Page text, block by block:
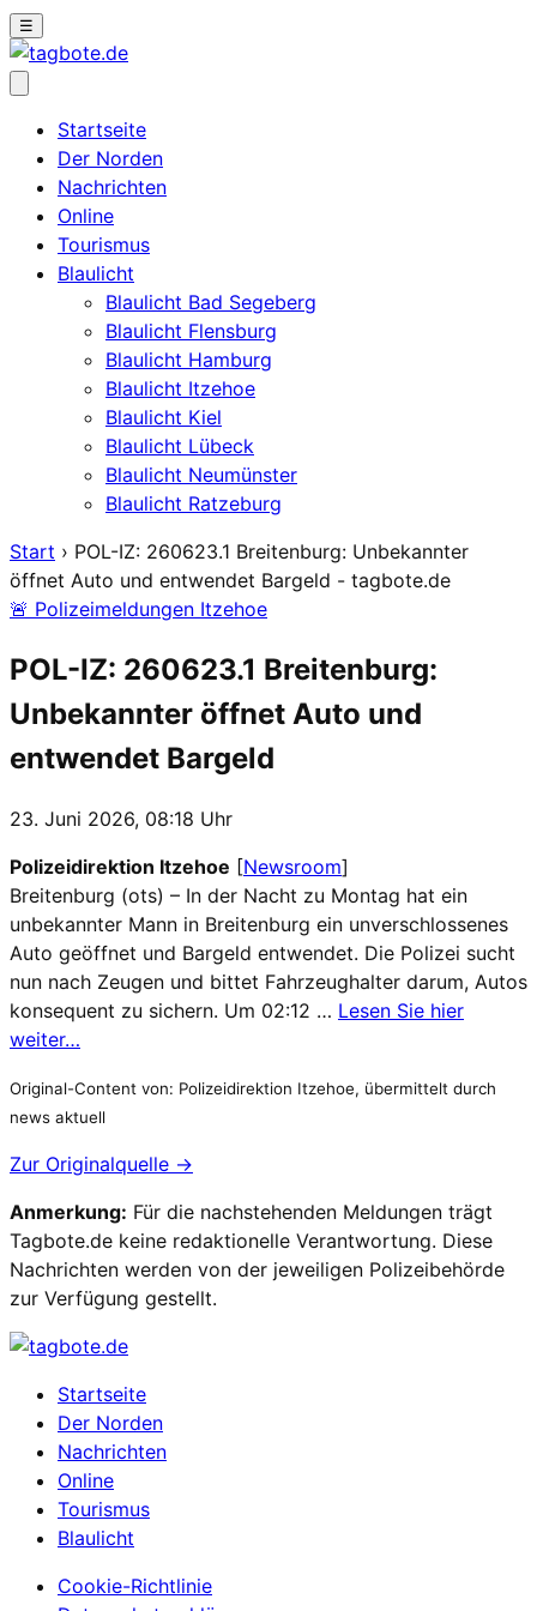
☰
Startseite
Der Norden
Nachrichten
Online
Tourismus
Blaulicht
Blaulicht Bad Segeberg
Blaulicht Flensburg
Blaulicht Hamburg
Blaulicht Itzehoe
Blaulicht Kiel
Blaulicht Lübeck
Blaulicht Neumünster
Blaulicht Ratzeburg
Start › POL-IZ: 260623.1 Breitenburg: Unbekannter
öffnet Auto und entwendet Bargeld - tagbote.de
🚨 Polizeimeldungen Itzehoe
POL-IZ: 260623.1 Breitenburg:
Unbekannter öffnet Auto und
entwendet Bargeld
23. Juni 2026, 08:18 Uhr
Polizeidirektion Itzehoe [Newsroom]
Breitenburg (ots) – In der Nacht zu Montag hat ein
unbekannter Mann in Breitenburg ein unverschlossenes
Auto geöffnet und Bargeld entwendet. Die Polizei sucht
nun nach Zeugen und bittet Fahrzeughalter darum, Autos
konsequent zu sichern. Um 02:12 … Lesen Sie hier
weiter…
Original-Content von: Polizeidirektion Itzehoe, übermittelt durch
news aktuell
Zur Originalquelle →
Anmerkung: Für die nachstehenden Meldungen trägt
Tagbote.de keine redaktionelle Verantwortung. Diese
Nachrichten werden von der jeweiligen Polizeibehörde
zur Verfügung gestellt.
Startseite
Der Norden
Nachrichten
Online
Tourismus
Blaulicht
Cookie-Richtlinie